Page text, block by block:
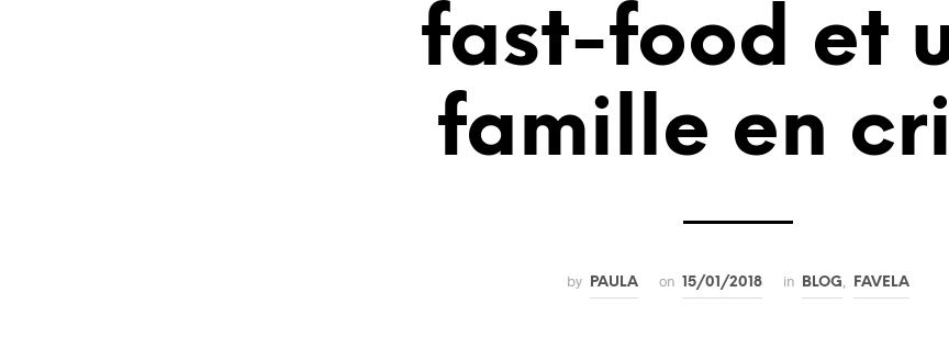
fast-food et
famille en
by PAULA on 15/01/2018 in BLOG FAVELA